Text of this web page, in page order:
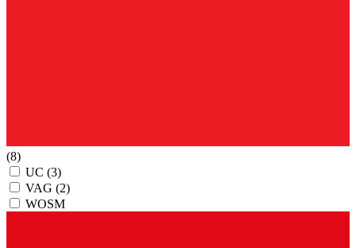
(8)
UC (3)
VAG (2)
WOSM